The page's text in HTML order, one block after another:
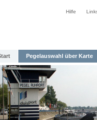
Hilfe
Pegelauswahl über Karte